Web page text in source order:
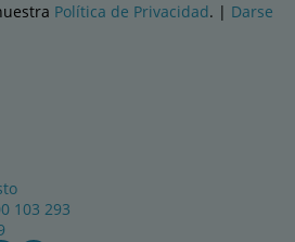
Política de Privacidad. | Darse
103 293